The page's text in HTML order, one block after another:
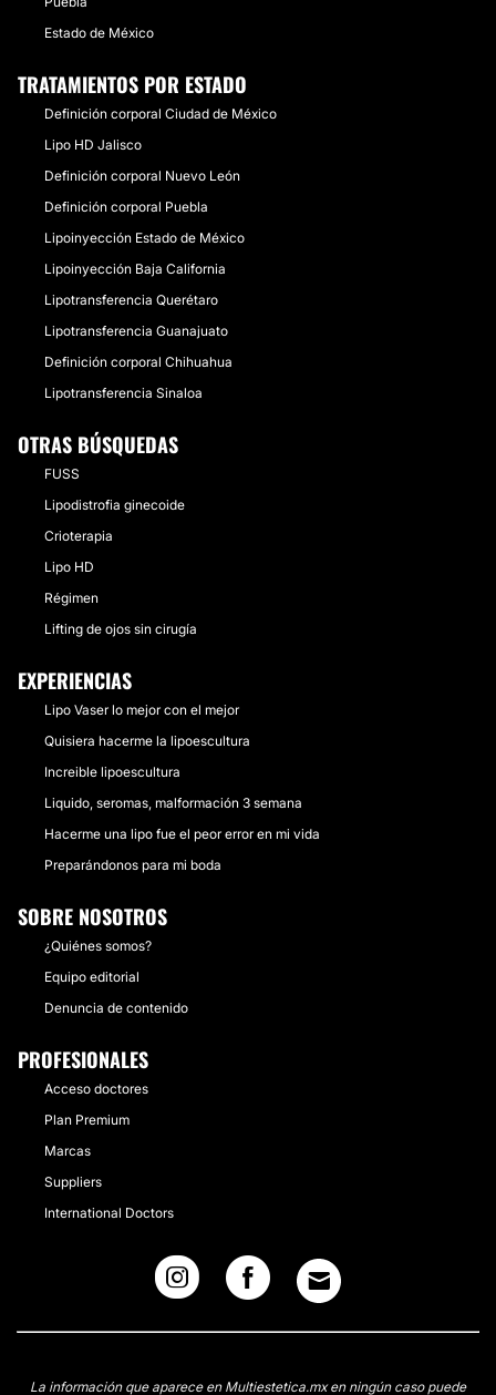
Estado de México
TRATAMIENTOS POR ESTADO
Definición corporal Ciudad de México
Lipo HD Jalisco
Definición corporal Nuevo León
Definición corporal Puebla
Lipoinyección Estado de México
Lipoinyección Baja California
Lipotransferencia Querétaro
Lipotransferencia Guanajuato
Definición corporal Chihuahua
Lipotransferencia Sinaloa
OTRAS BÚSQUEDAS
FUSS
Lipodistrofia ginecoide
Crioterapia
Lipo HD
Régimen
Lifting de ojos sin cirugía
EXPERIENCIAS
Lipo Vaser lo mejor con el mejor
Quisiera hacerme la lipoescultura
Increible lipoescultura
Liquido, seromas, malformación 3 semana
Hacerme una lipo fue el peor error en mi vida
Preparándonos para mi boda
SOBRE NOSOTROS
¿Quiénes somos?
Equipo editorial
Denuncia de contenido
PROFESIONALES
Acceso doctores
Plan Premium
Marcas
Suppliers
International Doctors
La información que aparece en Multiestetica.mx en ningún caso puede